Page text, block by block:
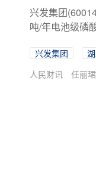
兴发集团
吨/年电池级磷
兴发集团
人民财讯
任丽珺